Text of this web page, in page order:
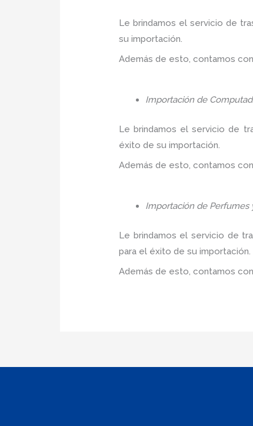
Le brindamos el servicio de
su importación.
Además de esto, contamos
Importación de
Le brindamos el servicio de
éxito de su importación.
Además de esto, contamos
Importación de Perfumes
Le brindamos el servicio de
para el éxito de su importación.
Además de esto, contamos